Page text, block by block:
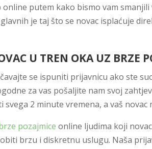
online putem kako bismo vam
je taj što se novac isplaćuje
U TREN OKA UZ BRZE
se ispuniti prijavnicu ako ste
za vas pošaljite nam svoj
svega 2 minute vremena, a vaš
pozajmice online ljudima koji
brzu i diskretnu uslugu. Naša